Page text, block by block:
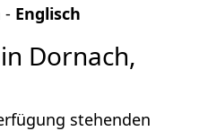
- Englisch
Dornach,
stehenden